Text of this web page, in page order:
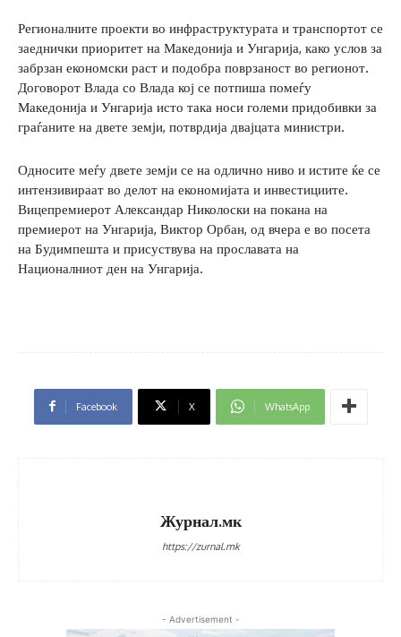
Регионалните проекти во инфраструктурата и транспортот се
заеднички приоритет на Македонија и Унгарија, како услов за
забрзан економски раст и подобра поврзаност во регионот.
Договорот Влада со Влада кој се потпиша помеѓу
Македонија и Унгарија исто така носи големи придобивки за
граѓаните на двете земји, потврдија двајцата министри.
Односите меѓу двете земји се на одлично ниво и истите ќе се
интензивираат во делот на економијата и инвестициите.
Вицепремиерот Александар Николоски на покана на
премиерот на Унгарија, Виктор Орбан, од вчера е во посета
на Будимпешта и присуствува на прославата на
Националниот ден на Унгарија.
Facebook X WhatsApp
Журнал.мк
https://zurnal.mk
- Advertisement -